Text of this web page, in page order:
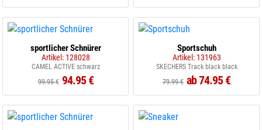
sportlicher Schnürer
Artikel: 128028
CAMEL ACTIVE schwarz
99.95 € 94.95 €
Sportschuh
Artikel: 131963
SKECHERS Track black black
79.99 € ab 74.95 €